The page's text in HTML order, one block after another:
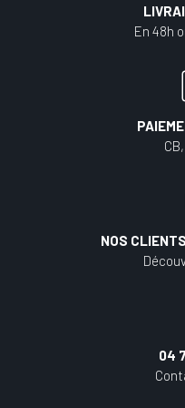
En 48h
NOS
04